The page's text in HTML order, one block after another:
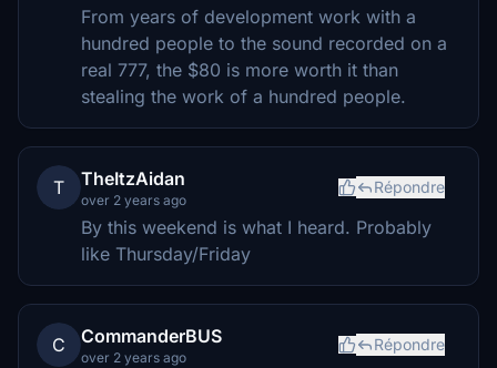
From years of development work with a
hundred people to the sound recorded on a
real 777, the $80 is more worth it than
stealing the work of a hundred people.
T TheItzAidan
over 2 years ago
Répondre
By this weekend is what I heard. Probably
like Thursday/Friday
C CommanderBUS
over 2 years ago
Répondre